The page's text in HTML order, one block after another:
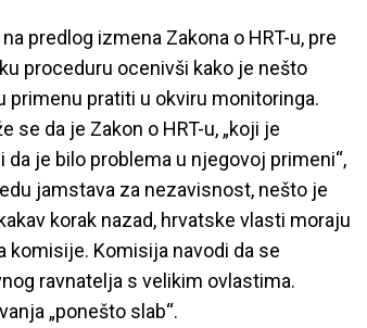
predlog izmena Zakona o HRT-u, pre
proceduru ocenivši kako je nešto
primenu pratiti u okviru monitoringa.
se da je Zakon o HRT-u, „koji je
je bilo problema u njegovoj primeni“,
jamstava za nezavisnost, nešto je
korak nazad, hrvatske vlasti moraju
komisije. Komisija navodi da se
ravnatelja s velikim ovlastima.
„ponešto slab“.